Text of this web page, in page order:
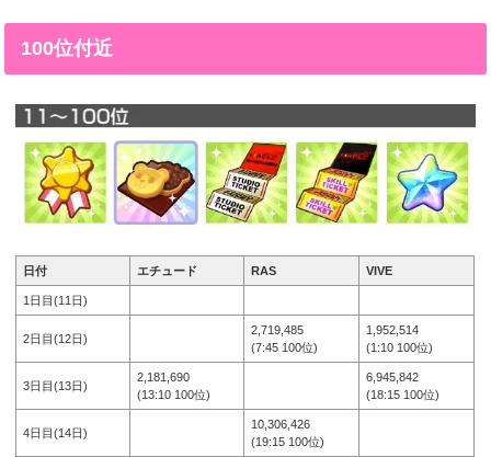
100位付近
日付 エチュード RAS VIVE
1日目(11日)
2日目(12日)
2,719,485
(7:45 100位)
1,952,514
(1:10 100位)
3日目(13日)
2,181,690
(13:10 100位)
6,945,842
(18:15 100位)
4日目(14日)
10,306,426
(19:15 100位)